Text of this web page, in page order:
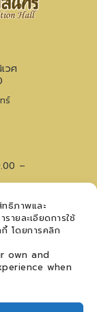
ธิภาพและ
ายละเอียดการใช้
โดยการคลิก
own and
when
วศ
ร์
–